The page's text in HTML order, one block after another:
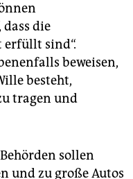
dass die
sind“.
beweisen,
besteht,
tragen und
sollen
und zu große Autos